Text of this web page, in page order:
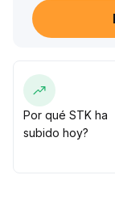
reducido,
principal es
de referencia
con
con objetivo
Si rompe
ejemplo, x-z
para
Por qué STK ha
subido hoy?